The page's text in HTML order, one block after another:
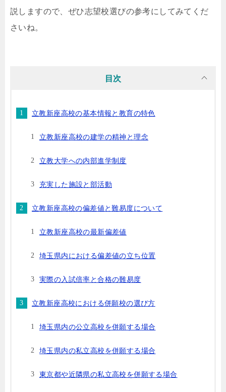
説しますので、ぜひ志望校選びの参考にしてみてくだ
さいね。
目次
立教新座高校の基本情報と教育の特色
立教新座高校の建学の精神と理念
立教大学への内部進学制度
充実した施設と部活動
立教新座高校の偏差値と難易度について
立教新座高校の最新偏差値
埼玉県内における偏差値の立ち位置
実際の入試倍率と合格の難易度
立教新座高校における併願校の選び方
埼玉県内の公立高校を併願する場合
埼玉県内の私立高校を併願する場合
東京都や近隣県の私立高校を併願する場合